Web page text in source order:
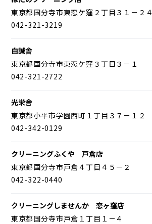
東京都国分寺市東恋ケ窪２丁目３１－２４
042-321-3219
白誠舎
東京都国分寺市東恋ケ窪３丁目３－１
042-321-2722
光栄舎
東京都小平市学園西町１丁目３７－１２
042-342-0129
クリーニングふくや 戸倉店
東京都国分寺市戸倉４丁目４５－２
042-322-0440
クリーニングしませんか 恋ヶ窪店
東京都国分寺市戸倉１丁目１－４